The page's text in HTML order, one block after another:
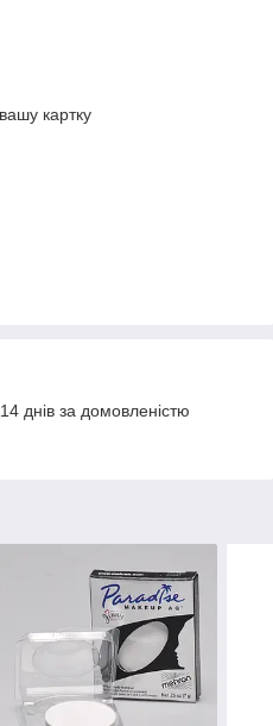
картку
днів за домовленістю